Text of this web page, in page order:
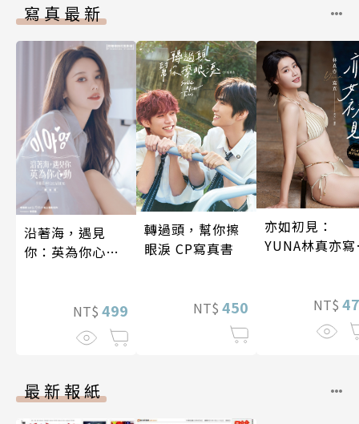
寫真最新
沿著海，遇見
你：英為你心動
NT$ 499
轉過頭，幫你擦
眼淚 CP寫真書
NT$ 450
亦如初見：
YUNA林真亦寫
NT$
最新報紙